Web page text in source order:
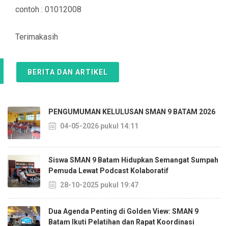
contoh : 01012008
Terimakasih
BERITA DAN ARTIKEL
PENGUMUMAN KELULUSAN SMAN 9 BATAM 2026
04-05-2026 pukul 14:11
Siswa SMAN 9 Batam Hidupkan Semangat Sumpah
Pemuda Lewat Podcast Kolaboratif
28-10-2025 pukul 19:47
Dua Agenda Penting di Golden View: SMAN 9
Batam Ikuti Pelatihan dan Rapat Koordinasi